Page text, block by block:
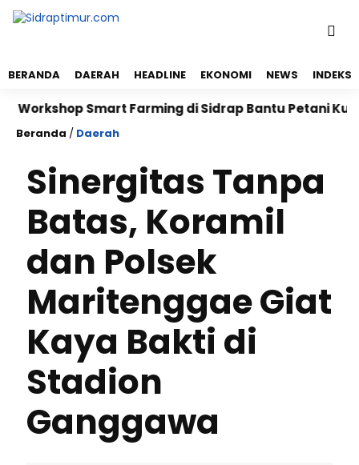
BERANDA DAERAH HEADLINE EKONOMI NEWS INDEKS
Smart Farming di Sidrap Bantu Petani Kuasai
Beranda / Daerah
Sinergitas Tanpa
Batas, Koramil
dan Polsek
Maritenggae Giat
Kaya Bakti di
Stadion
Ganggawa